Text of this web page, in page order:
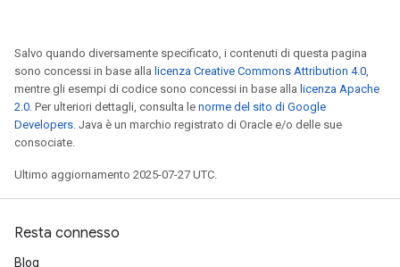
Salvo quando diversamente specificato, i contenuti di questa pagina
sono concessi in base alla licenza Creative Commons Attribution 4.0,
mentre gli esempi di codice sono concessi in base alla licenza Apache
2.0. Per ulteriori dettagli, consulta le norme del sito di Google
Developers. Java è un marchio registrato di Oracle e/o delle sue
consociate.
Ultimo aggiornamento 2025-07-27 UTC.
Resta connesso
Blog